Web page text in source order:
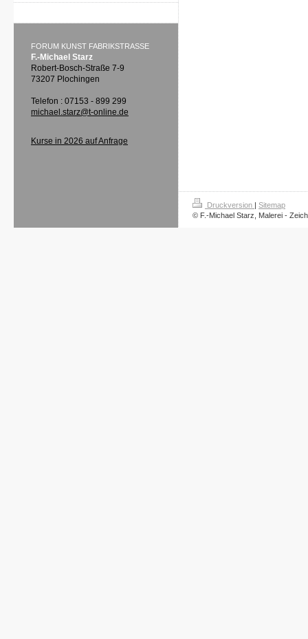
FORUM KUNST FABRIKSTRASSE
F.-Michael Starz
Robert-Bosch-Straße 7-9
73207 Plochingen
Telefon : 07153 - 899 299
michael.starz@t-online.de
Kurse in 2026 auf Anfrage
Druckversion | Sitemap
© F.-Michael Starz, Malerei -